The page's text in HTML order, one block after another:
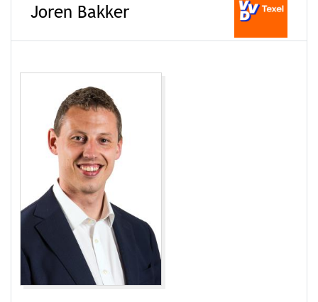
Joren Bakker